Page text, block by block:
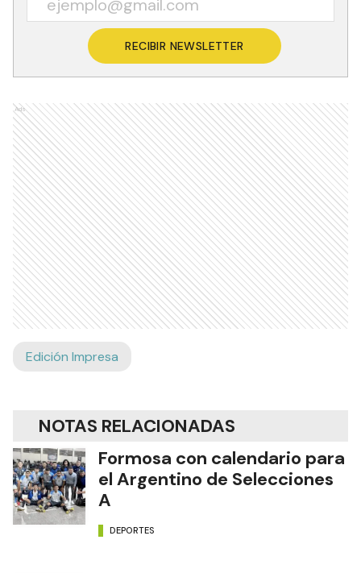
RECIBIR NEWSLETTER
Ads
Edición Impresa
NOTAS RELACIONADAS
Formosa con calendario para
el Argentino de Selecciones
A
DEPORTES